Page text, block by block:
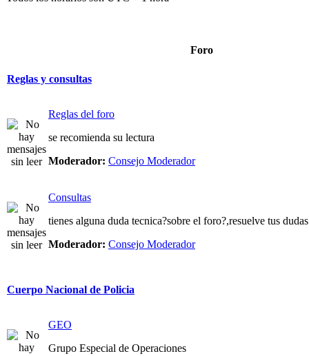
Foro
Reglas y consultas
Reglas del foro
se recomienda su lectura
Moderador: Consejo Moderador
Consultas
tienes alguna duda tecnica?sobre el foro?,resuelve tus
Moderador: Consejo Moderador
Cuerpo Nacional de Policia
GEO
Grupo Especial de Operaciones